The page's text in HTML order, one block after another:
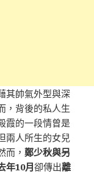
其帥氣外型與深
，背後的私人生
霞的一段情曾是
兩人所生的女兒
而，鄭少秋與另
年10月卻傳出離